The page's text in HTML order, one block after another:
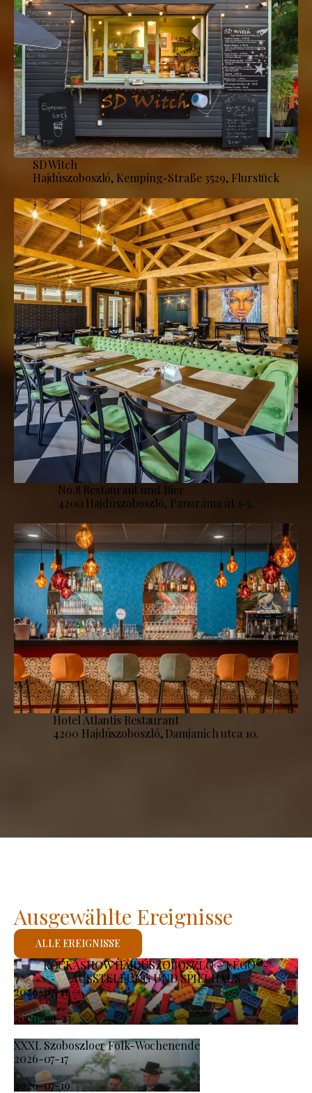
SD Witch
Hajdúszoboszló, Kemping-Straße 3529, Flurstück
No.8 Restaurant und Bier
4200 Hajdúszoboszló, Panoráma út 1-3.
Hotel Atlantis Restaurant
4200 Hajdúszoboszló, Damjanich utca 10.
KOCKASHOW HAJDÚSZOBOSZLÓ – LEGO®-
AUSSTELLUNG UND SPIELHAUS
2026-07-11
-
2026-08-23
XXXI. Szoboszloer Folk-Wochenende
2026-07-17
-
2026-07-19
Ausgewählte Ereignisse
ALLE EREIGNISSE